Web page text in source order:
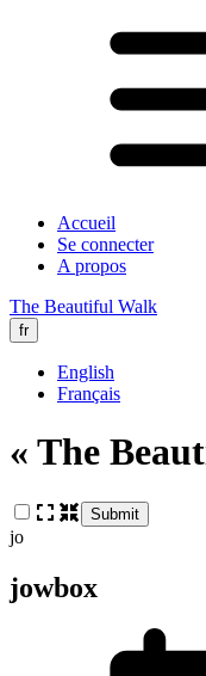
Accueil
Se connecter
A propos
The Beautiful Walk
fr
English
Français
« The
Submit
jo
jowbox